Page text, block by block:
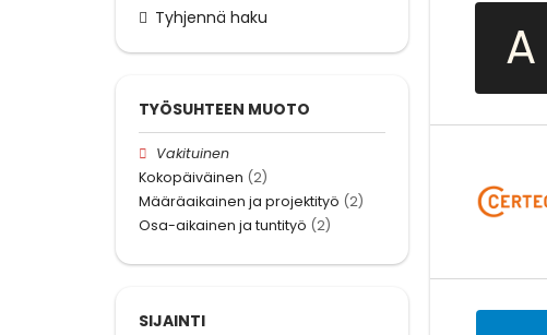
A
Tyhjennä haku
TYÖSUHTEEN MUOTO
Vakituinen
Kokopäiväinen (2)
Määräaikainen ja projektityö (2)
Osa-aikainen ja tuntityö (2)
SIJAINTI